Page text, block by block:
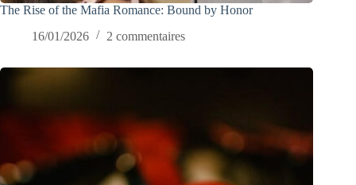
The Rise of the Mafia Romance: Bound by Honor
16/01/2026
2 commentaires